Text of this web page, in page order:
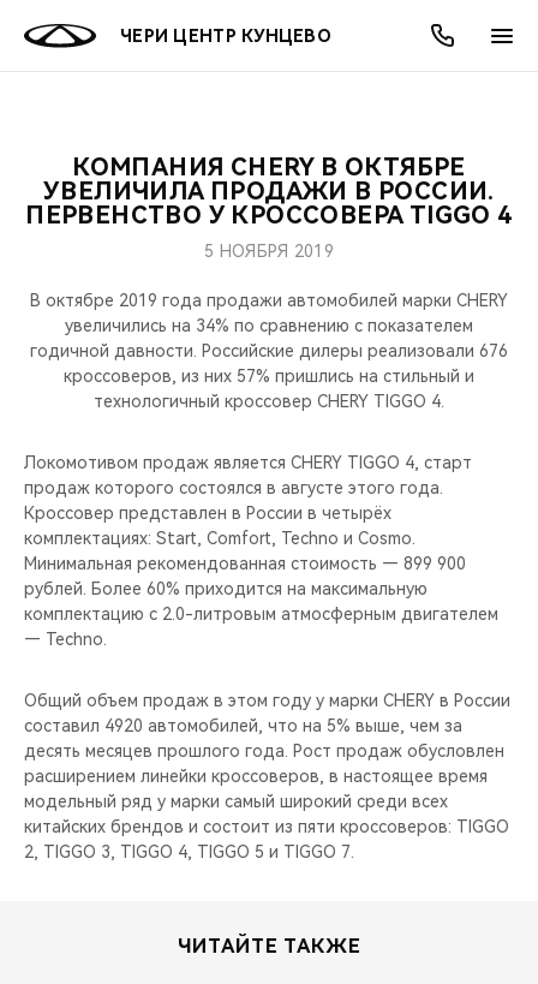
ЧЕРИ ЦЕНТР КУНЦЕВО
МОДЕЛИ
КРОССОВЕРЫ
СЕДАНЫ
НОВИНКИ
ПОКУПАТЕЛЯМ
КРЕДИТ И СТРАХОВАНИЕ
ВЛАДЕЛЬЦАМ
ЗАПЧАСТИ И АКСЕССУАРЫ
ПОДДЕРЖКА
МИР CHERY
О БРЕНДЕ
CHERY В СОЦСЕТЯХ
CHERY REMOTE
CHERY И СПОРТ
ВИДЕООБЗОРЫ
CHERY ДЛЯ ДЕТЕЙ
АКЦИИ
ОНЛАЙН СЕРВИСЫ
КРЕДИТ
О КОМПАНИИ
МЫ В СОЦСЕТЯХ
КОМПАНИЯ CHERY В ОКТЯБРЕ
УВЕЛИЧИЛА ПРОДАЖИ В РОССИИ.
ПЕРВЕНСТВО У КРОССОВЕРА TIGGO 4
5 НОЯБРЯ 2019
В октябре 2019 года продажи автомобилей марки CHERY
увеличились на 34% по сравнению с показателем
годичной давности. Российские дилеры реализовали 676
кроссоверов, из них 57% пришлись на стильный и
технологичный кроссовер CHERY TIGGO 4.
Локомотивом продаж является CHERY TIGGO 4, старт
продаж которого состоялся в августе этого года.
Кроссовер представлен в России в четырёх
комплектациях: Start, Comfort, Techno и Cosmo.
Минимальная рекомендованная стоимость — 899 900
рублей. Более 60% приходится на максимальную
комплектацию с 2.0-литровым атмосферным двигателем
— Techno.
Общий объем продаж в этом году у марки CHERY в России
составил 4920 автомобилей, что на 5% выше, чем за
десять месяцев прошлого года. Рост продаж обусловлен
расширением линейки кроссоверов, в настоящее время
модельный ряд у марки самый широкий среди всех
китайских брендов и состоит из пяти кроссоверов: TIGGO
2, TIGGO 3, TIGGO 4, TIGGO 5 и TIGGO 7.
ЧИТАЙТЕ ТАКЖЕ